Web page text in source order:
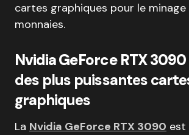
cartes graphiques pour le
monnaies.
Nvidia GeForce RTX 3090
des plus puissantes
graphiques
La Nvidia GeForce RTX 3090 est